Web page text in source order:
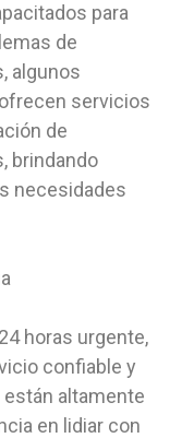
para
de
algunos
servicios
de
brindando
necesidades
horas urgente,
confiable y
altamente
en lidiar con